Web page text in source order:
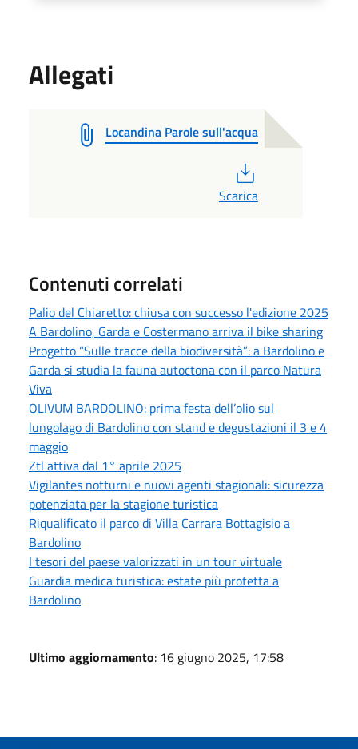
Allegati
Locandina Parole sull'acqua
Scarica
Contenuti correlati
Palio del Chiaretto: chiusa con successo l'edizione 2025
A Bardolino, Garda e Costermano arriva il bike sharing
Progetto “Sulle tracce della biodiversità”: a Bardolino e
Garda si studia la fauna autoctona con il parco Natura
Viva
OLIVUM BARDOLINO: prima festa dell’olio sul
lungolago di Bardolino con stand e degustazioni il 3 e 4
maggio
Ztl attiva dal 1° aprile 2025
Vigilantes notturni e nuovi agenti stagionali: sicurezza
potenziata per la stagione turistica
Riqualificato il parco di Villa Carrara Bottagisio a
Bardolino
I tesori del paese valorizzati in un tour virtuale
Guardia medica turistica: estate più protetta a
Bardolino
Ultimo aggiornamento: 16 giugno 2025, 17:58